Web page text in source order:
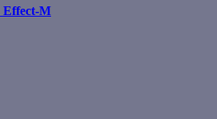
Effect-M